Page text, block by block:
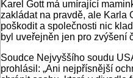
Karel Gott má umírající
zakládat na pravdě, ale Karla
poškodit a společnosti nic
byl uveřejněn jen pro zvýšení
Soudce Nejvyššího soudu
prohlásil: „Ani nejpřísnější